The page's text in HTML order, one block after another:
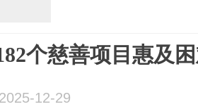
个慈善项目惠及
12-29